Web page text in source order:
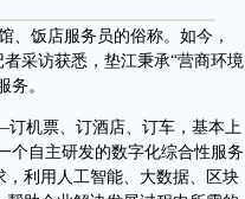
饭店服务员的俗称。如今，
采访获悉，垫江秉承“营商环境
务。
机票、订酒店、订车，基本上
个自主研发的数字化综合性服务
利用人工智能、大数据、区块